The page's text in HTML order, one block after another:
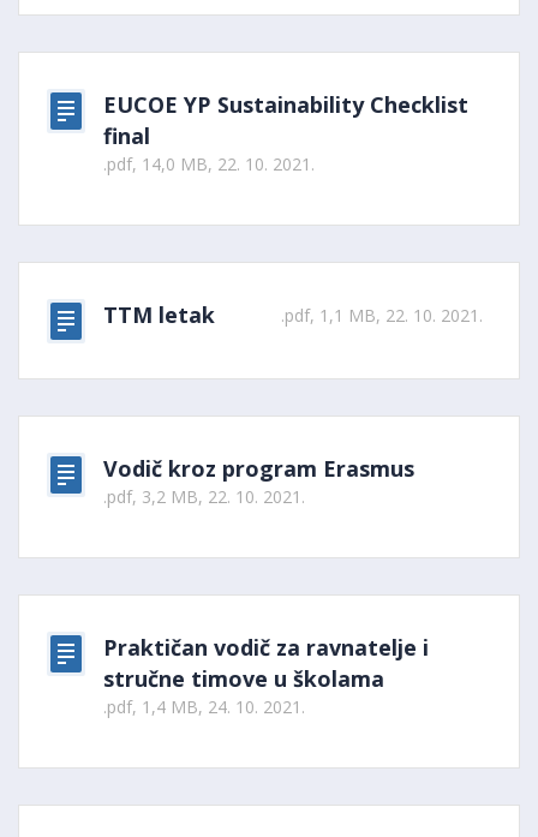
EUCOE YP Sustainability Checklist
final
.pdf, 14,0 MB, 22. 10. 2021.
TTM letak .pdf, 1,1 MB, 22. 10. 2021.
Vodič kroz program Erasmus
.pdf, 3,2 MB, 22. 10. 2021.
Praktičan vodič za ravnatelje i
stručne timove u školama
.pdf, 1,4 MB, 24. 10. 2021.